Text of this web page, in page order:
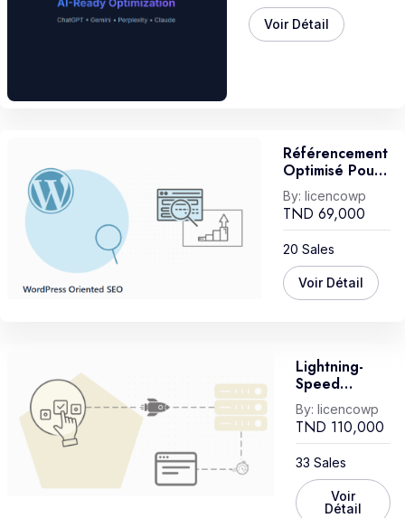
Voir Détail
Référencement
Optimisé Pour
WordPress
By: licencowp
TND 69,000
20 Sales
Voir Détail
Lightning-
Speed
WordPress
Setup
By: licencowp
TND 110,000
33 Sales
Voir
Détail